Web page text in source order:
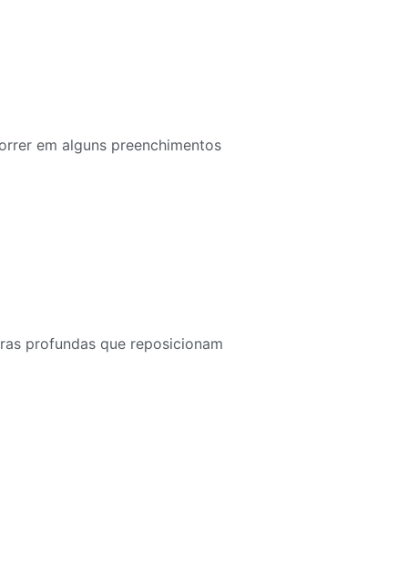
em alguns preenchimentos
profundas que reposicionam